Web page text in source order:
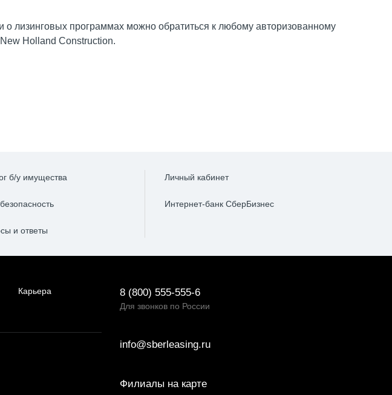
лизинговых программах можно обратиться к любому авторизованному
Holland Construction.
б/у имущества
и ответы
Личный кабинет
Интернет-банк СберБизнес
Карьера
8 (800) 555-555-6
Для звонков по России
info@sberleasing.ru
Филиалы на карте